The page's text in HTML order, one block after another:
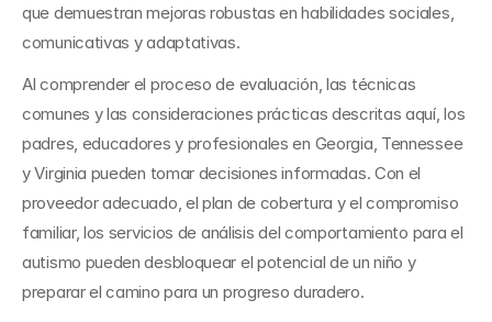
que demuestran mejoras robustas en habilidades sociales,
comunicativas y adaptativas.
Al comprender el proceso de evaluación, las técnicas
comunes y las consideraciones prácticas descritas aquí, los
padres, educadores y profesionales en Georgia, Tennessee
y Virginia pueden tomar decisiones informadas. Con el
proveedor adecuado, el plan de cobertura y el compromiso
familiar, los servicios de análisis del comportamiento para el
autismo pueden desbloquear el potencial de un niño y
preparar el camino para un progreso duradero.